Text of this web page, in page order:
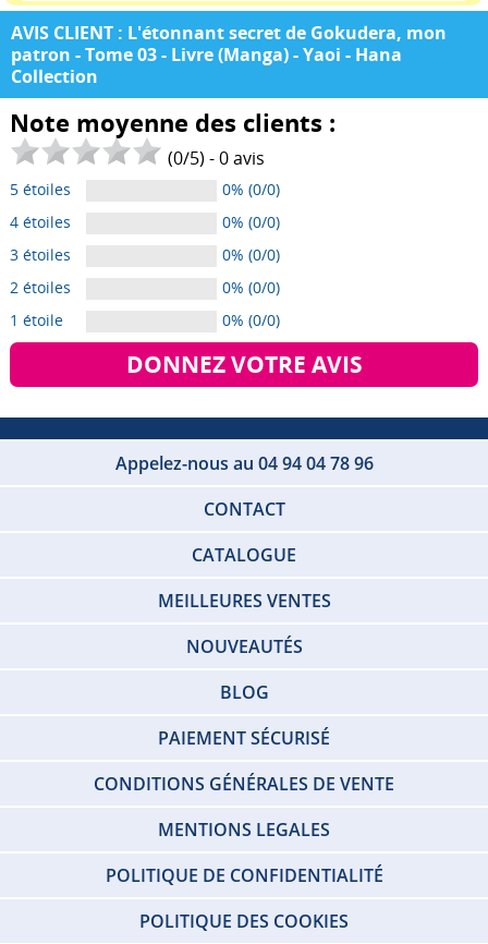
AVIS CLIENT : L'étonnant secret de Gokudera, mon
patron - Tome 03 - Livre (Manga) - Yaoi - Hana
Collection
Note moyenne des clients :
(0/5) -0avis
5 étoiles
0% (0/0)
4 étoiles
0% (0/0)
3 étoiles
0% (0/0)
2 étoiles
0% (0/0)
1 étoile
0% (0/0)
DONNEZ VOTRE AVIS
Appelez-nous au 04 94 04 78 96
CONTACT
CATALOGUE
MEILLEURES VENTES
NOUVEAUTÉS
BLOG
PAIEMENT SÉCURISÉ
CONDITIONS GÉNÉRALES DE VENTE
MENTIONS LEGALES
POLITIQUE DE CONFIDENTIALITÉ
POLITIQUE DES COOKIES